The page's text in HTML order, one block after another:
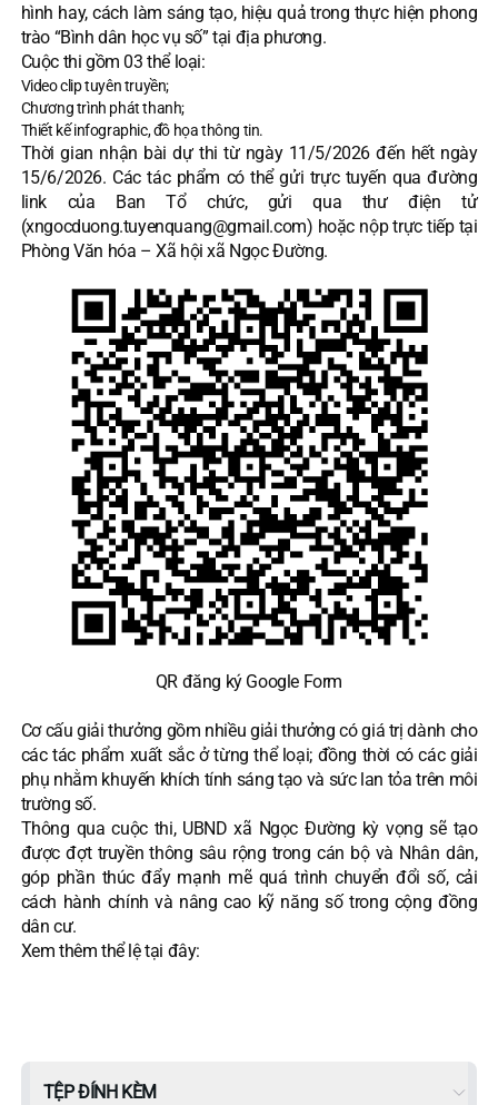
hình hay, cách làm sáng tạo, hiệu quả trong thực hiện phong
trào “Bình dân học vụ số” tại địa phương.
Cuộc thi gồm 03 thể loại:
Video clip tuyên truyền;
Chương trình phát thanh;
Thiết kế infographic, đồ họa thông tin.
Thời gian nhận bài dự thi từ ngày 11/5/2026 đến hết ngày
15/6/2026. Các tác phẩm có thể gửi trực tuyến qua đường
link của Ban Tổ chức, gửi qua thư điện tử
(xngocduong.tuyenquang@gmail.com) hoặc nộp trực tiếp tại
Phòng Văn hóa – Xã hội xã Ngọc Đường.
QR đăng ký Google Form
Cơ cấu giải thưởng gồm nhiều giải thưởng có giá trị dành cho
các tác phẩm xuất sắc ở từng thể loại; đồng thời có các giải
phụ nhằm khuyến khích tính sáng tạo và sức lan tỏa trên môi
trường số.
Thông qua cuộc thi, UBND xã Ngọc Đường kỳ vọng sẽ tạo
được đợt truyền thông sâu rộng trong cán bộ và Nhân dân,
góp phần thúc đẩy mạnh mẽ quá trình chuyển đổi số, cải
cách hành chính và nâng cao kỹ năng số trong cộng đồng
dân cư.
Xem thêm thể lệ tại đây:
TỆP ĐÍNH KÈM